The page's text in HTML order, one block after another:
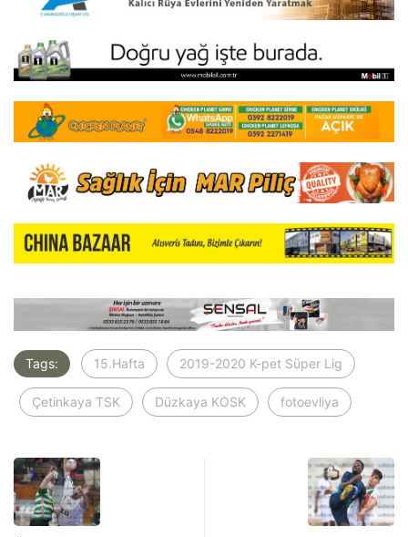
Tags: 15.Hafta 2019-2020 K-pet Süper Lig
Çetinkaya TSK Düzkaya KOSK fotoevliya